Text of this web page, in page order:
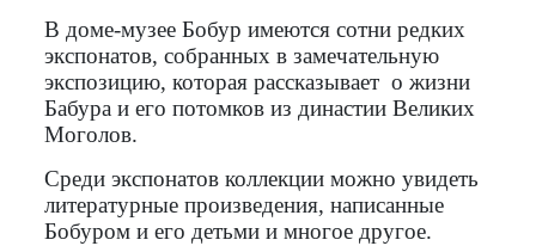
В доме-музее Бобур имеются сотни редких
экспонатов, собранных в замечательную
экспозицию, которая рассказывает о жизни
Бабура и его потомков из династии Великих
Моголов.
Среди экспонатов коллекции можно увидеть
литературные произведения, написанные
Бобуром и его детьми и многое другое.